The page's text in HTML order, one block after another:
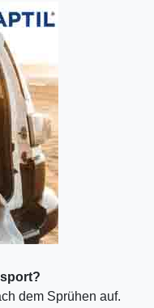
dem Sprühen auf.